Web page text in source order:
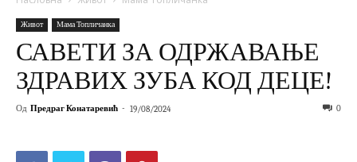
Живот Мама Топличанка
САВЕТИ ЗА ОДРЖАВАЊЕ
ЗДРАВИХ ЗУБА КОД ДЕЦЕ!
Од Предраг Конатаревић - 19/08/2024 0